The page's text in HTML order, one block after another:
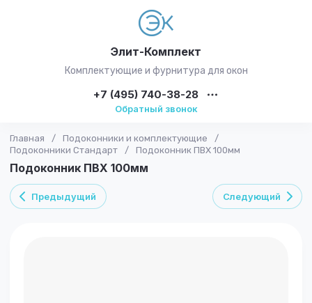
Элит-Комплект
Комплектующие и фурнитура для окон
+7 (495) 740-38-28
Обратный звонок
Главная / Подоконники и комплектующие
/
Подоконники Стандарт
/ Подоконник ПВХ 100мм
Подоконник ПВХ 100мм
Предыдущий Следующий